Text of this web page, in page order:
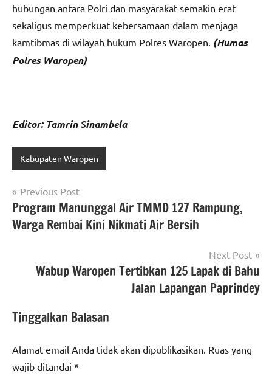
hubungan antara Polri dan masyarakat semakin erat
sekaligus memperkuat kebersamaan dalam menjaga
kamtibmas di wilayah hukum Polres Waropen. (Humas
Polres Waropen)
Editor: Tamrin Sinambela
Kabupaten Waropen
Navigasi
pos
Previous Post
Program Manunggal Air TMMD 127 Rampung,
Warga Rembai Kini Nikmati Air Bersih
Next Post
Wabup Waropen Tertibkan 125 Lapak di Bahu
Jalan Lapangan Paprindey
Tinggalkan Balasan
Alamat email Anda tidak akan dipublikasikan. Ruas yang
wajib ditandai *